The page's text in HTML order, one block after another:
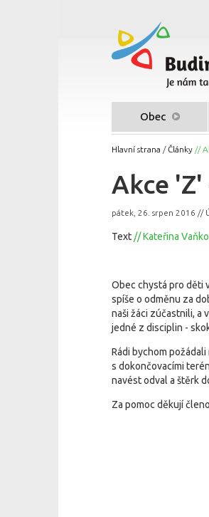
Obec
Hlavní strana /Články //
Akce
pátek, 26. srpen 2016 //
Text // Kateřina
Obec chystá pro děti
spíše o odměnu za
naši žáci zúčastnili, a
jedné z disciplin -
Rádi bychom
s dokončovacími
navést odval a štěrk
Za pomoc děkují